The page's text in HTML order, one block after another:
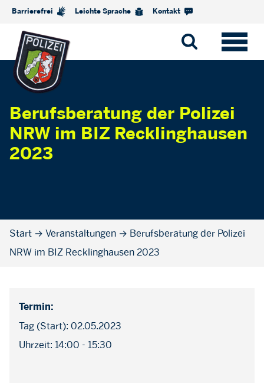
Barrierefrei Leichte Sprache Kontakt
Berufsberatung der Polizei
NRW im BIZ Recklinghausen
2023
Start → Veranstaltungen → Berufsberatung der Polizei
NRW im BIZ Recklinghausen 2023
Termin:
Tag (Start): 02.05.2023
Uhrzeit: 14:00 - 15:30